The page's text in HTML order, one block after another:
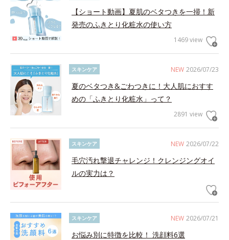
【ショート動画】夏肌のベタつきを一掃！新
発売のふきとり化粧水の使い方
1469 view
NEW 2026/07/23
スキンケア
夏のベタつき&ごわつきに！大人肌におすす
めの「ふきとり化粧水」って？
2891 view
NEW 2026/07/22
スキンケア
毛穴汚れ撃退チャレンジ！クレンジングオイ
ルの実力は？
NEW 2026/07/21
スキンケア
お悩み別に特徴を比較！ 洗顔料6選